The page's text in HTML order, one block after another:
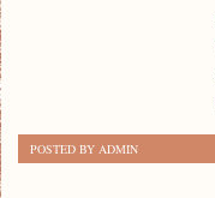
POSTED BY ADMIN